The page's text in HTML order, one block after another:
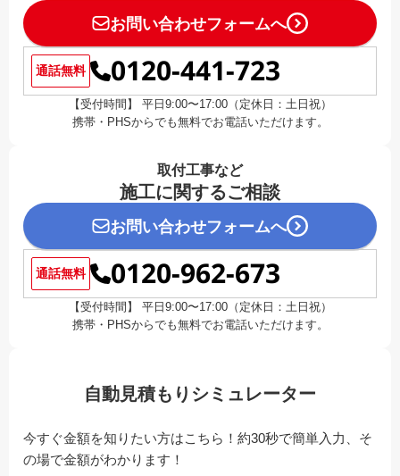
お問い合わせフォームへ
通話無料 0120-441-723
【受付時間】 平日9:00〜17:00（定休日：土日祝）
携帯・PHSからでも無料でお電話いただけます。
取付工事など
施工に関するご相談
お問い合わせフォームへ
通話無料 0120-962-673
【受付時間】 平日9:00〜17:00（定休日：土日祝）
携帯・PHSからでも無料でお電話いただけます。
自動見積もりシミュレーター
今すぐ金額を知りたい方はこちら！約30秒で簡単入力、そ
の場で金額がわかります！